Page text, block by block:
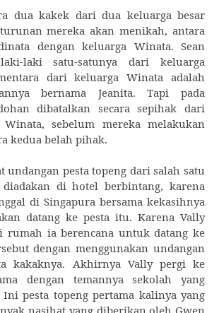
dua kakek dari dua keluarga besar
mereka akan menikah, antara
dengan keluarga Winata. Sean
laki satu-satunya dari keluarga
dari keluarga Winata adalah
bernama Jeanita. Tapi pada
dibatalkan secara sepihak dari
sebelum mereka melakukan
kedua belah pihak.
undangan pesta topeng dari salah satu
diadakan di hotel berbintang, karena
di Singapura bersama kekasihnya
datang ke pesta itu. Karena Vally
rumah ia berencana untuk datang ke
dengan menggunakan undangan
kakaknya. Akhirnya Vally pergi ke
dengan temannya sekolah yang
Ini pesta topeng pertama kalinya yang
nasihat yang diberikan oleh Gwen